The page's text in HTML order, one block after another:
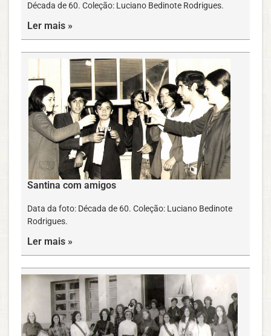
Década de 60. Coleção: Luciano Bedinote Rodrigues.
Ler mais »
Santina com amigos
Data da foto: Década de 60. Coleção: Luciano Bedinote
Rodrigues.
Ler mais »